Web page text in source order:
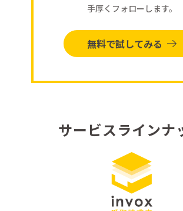
手厚くフォローします。
無料で試してみる
サービスラインナ